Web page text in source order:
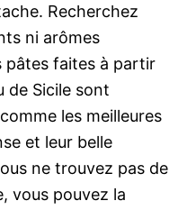
Recherchez
ni arômes
pâtes faites à partir
de Sicile sont
les meilleures
et leur belle
ne trouvez pas de
vous pouvez la